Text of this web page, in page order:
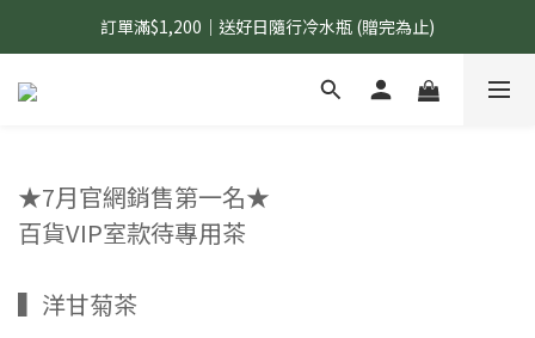
國內$899免運｜加LINE好友領70元優惠券
訂單滿$1,200｜送好日隨行冷水瓶 (贈完為止)
國內$899免運｜加LINE好友領70元優惠券
★7月官網銷售第一名★
百貨VIP室款待專用茶
▍洋甘菊茶